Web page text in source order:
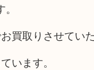
買取りさせていた
います。